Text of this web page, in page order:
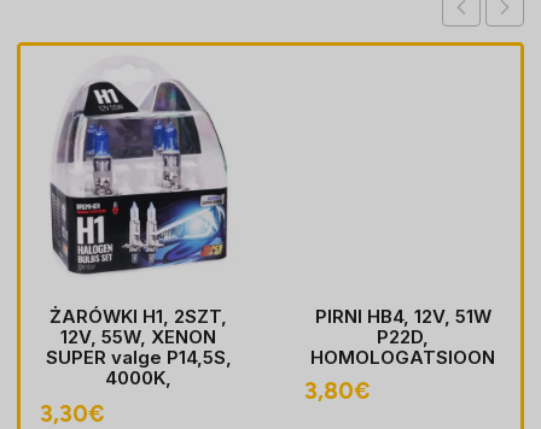
ŻARÓWKI H1, 2SZT,
12V, 55W, XENON
SUPER valge P14,5S,
4000K,
3,30€
PIRNI HB4, 12V, 51W
P22D,
HOMOLOGATSIOON
3,80€